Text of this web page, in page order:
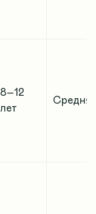
8–12
лет
Средняя